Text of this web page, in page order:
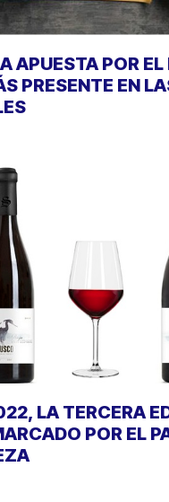
APUESTA POR
PRESENTE EN
LA TERCERA
POR EL